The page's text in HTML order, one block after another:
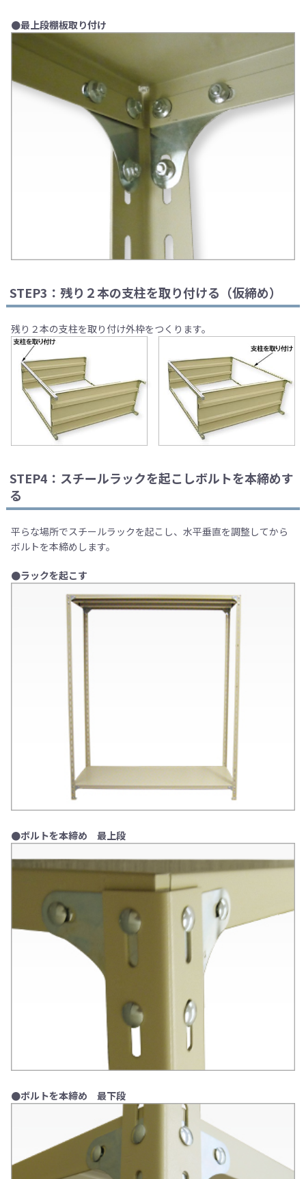
●最上段棚板取り付け
STEP3：残り２本の支柱を取り付ける（仮締め）
残り２本の支柱を取り付け外枠をつくります。
STEP4：スチールラックを起こしボルトを本締めす
る
平らな場所でスチールラックを起こし、水平垂直を調整してから
ボルトを本締めします。
●ラックを起こす
●ボルトを本締め 最上段
●ボルトを本締め 最下段